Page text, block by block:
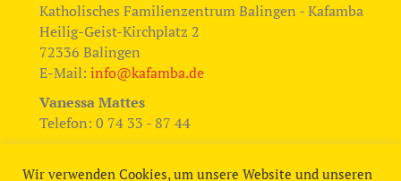
Katholisches Familienzentrum Balingen - Kafamba
Heilig-Geist-Kirchplatz 2
72336 Balingen
E-Mail: info@kafamba.de
Vanessa Mattes
Telefon: 0 74 33 - 87 44
Telefon: 07433 - 9671014
Wir verwenden Cookies, um unsere Website und unseren